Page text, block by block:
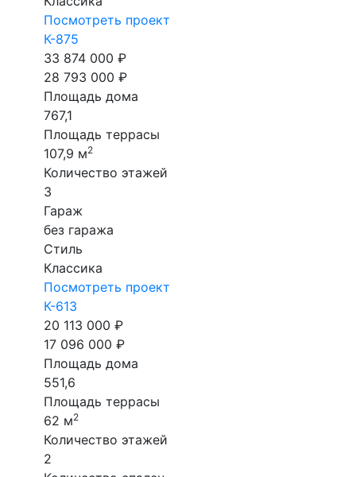
Посмотреть проект
К-875
33 874 000 ₽
28 793 000 ₽
Площадь дома
767,1
Площадь террасы
107,9 м2
Количество этажей
3
Гараж
без гаража
Стиль
Классика
Посмотреть проект
К-613
20 113 000 ₽
17 096 000 ₽
Площадь дома
551,6
Площадь террасы
62 м2
Количество этажей
2